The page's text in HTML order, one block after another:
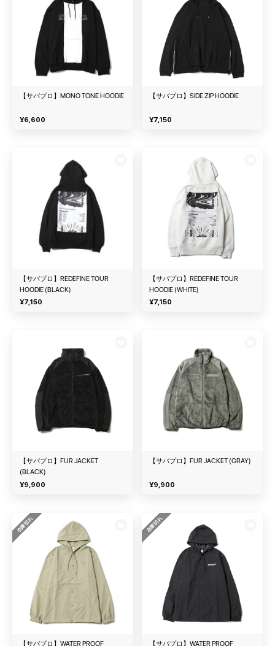
【サバプロ】MONO TONE HOODIE
¥6,600
【サバプロ】SIDE ZIP HOODIE
¥7,150
【サバプロ】REDEFINE TOUR
HOODIE (BLACK)
¥7,150
【サバプロ】REDEFINE TOUR
HOODIE (WHITE)
¥7,150
【サバプロ】FUR JACKET
(BLACK)
¥9,900
【サバプロ】FUR JACKET (GRAY)
¥9,900
在庫切れ
【サバプロ】WATER PROOF
在庫切れ
【サバプロ】WATER PROOF